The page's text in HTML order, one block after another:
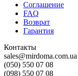
Соглашение
FAQ
Возврат
Гарантия
Контакты
sales@mirdoma.com.ua
(050) 550 07 08
(098) 550 07 08